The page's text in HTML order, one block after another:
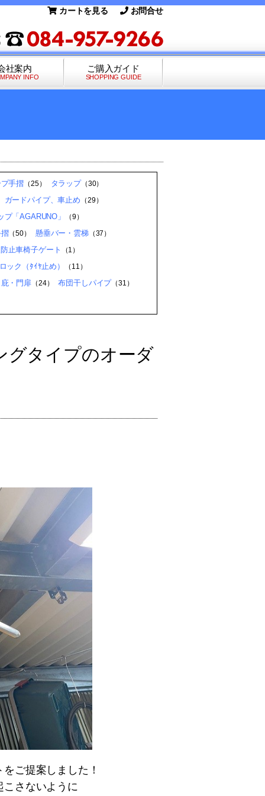
カートを見る お問合せ
社案内
INFO
ご購入ガイド
SHOPPING GUIDE
手摺 （25） タラップ（30）
ガードパイプ、車止め （29）
「AGARUNO」 （9）
（50） 懸垂バー・雲梯（37）
止車椅子ゲート （1）
ック（ﾀｲﾔ止め） （11）
・門扉（24） 布団干しパイプ （31）
グタイプのオーダ
ご提案しました！
さないように